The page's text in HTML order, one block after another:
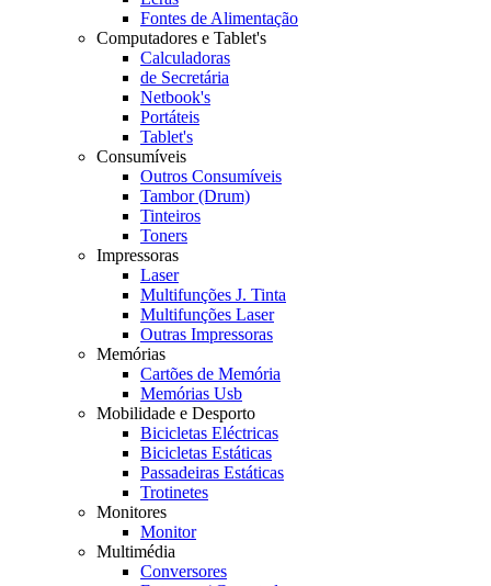
Fontes de Alimentação
Computadores e Tablet's
Calculadoras
de Secretária
Netbook's
Portáteis
Tablet's
Consumíveis
Outros Consumíveis
Tambor (Drum)
Tinteiros
Toners
Impressoras
Laser
Multifunções J. Tinta
Multifunções Laser
Outras Impressoras
Memórias
Cartões de Memória
Memórias Usb
Mobilidade e Desporto
Bicicletas Eléctricas
Bicicletas Estáticas
Passadeiras Estáticas
Trotinetes
Monitores
Monitor
Multimédia
Conversores